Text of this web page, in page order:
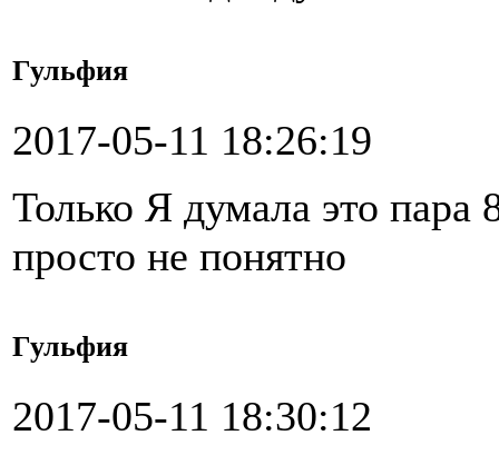
Гульфия
2017-05-11 18:26:19
Только Я думала это пара
просто не понятно
Гульфия
2017-05-11 18:30:12